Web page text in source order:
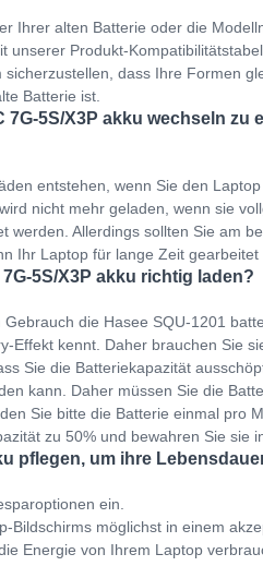
Ihrer alten Batterie oder die
unserer Produkt-
dass Ihre Formen
Batterie ist.
7G-5S/X3P akku wechseln
entstehen, wenn Sie den
nicht mehr geladen, wenn sie
werden. Allerdings sollten Sie am
Ihr Laptop für lange Zeit
5S/X3P akku richtig laden?
die Hasee SQU-1201
Effekt kennt. Daher brauchen Sie
Sie die Batteriekapazität
kann. Daher müssen Sie die
Sie bitte die Batterie einmal pro
zu 50% und bewahren Sie sie
pflegen, um ihre
ein.
möglichst in einem
Energie von Ihrem Laptop